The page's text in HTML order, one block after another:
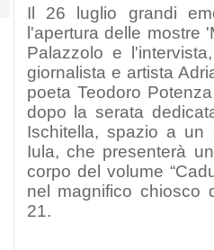
Il 26 luglio grandi
l'apertura delle mostre
Palazzolo e
giornalista e artista
poeta Teodoro
dopo la serata
Ischitella, spazio a un
Iula, che presenterà
corpo del volume
nel magnifico chiosco
21.